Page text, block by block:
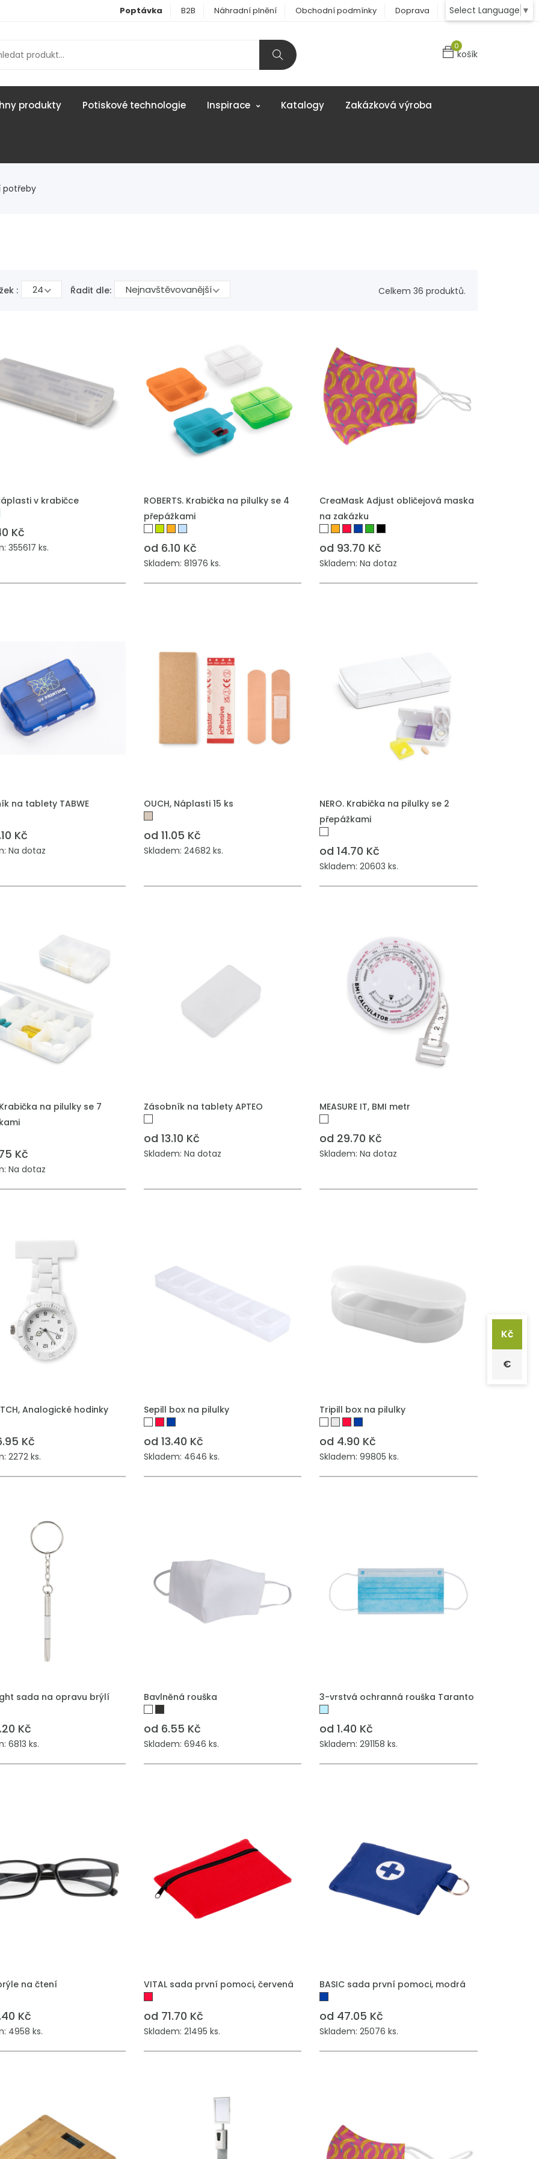
Select Language ▼
Poptávka B2B Náhradní plnění Obchodní podmínky Doprava Kontakt
0
košík
produkty Potiskové technologie Inspirace Katalogy Zakázková výroba
potřeby
: 24 Řadit dle: Nejnavštěvovanější Celkem 36 produktů.
v krabičce
Kč
355617 ks.
ROBERTS. Krabička na pilulky se 4
přepážkami
od 6.10 Kč
Skladem: 81976 ks.
CreaMask Adjust obličejová maska
na zakázku
od 93.70 Kč
Skladem: Na dotaz
na tablety TABWE
Kč
Na dotaz
OUCH, Náplasti 15 ks
od 11.05 Kč
Skladem: 24682 ks.
NERO. Krabička na pilulky se 2
přepážkami
od 14.70 Kč
Skladem: 20603 ks.
Krabička na pilulky se 7
Kč
Na dotaz
Zásobník na tablety APTEO
od 13.10 Kč
Skladem: Na dotaz
MEASURE IT, BMI metr
od 29.70 Kč
Skladem: Na dotaz
Analogické hodinky
Kč
2272 ks.
Sepill box na pilulky
od 13.40 Kč
Skladem: 4646 ks.
Tripill box na pilulky
od 4.90 Kč
Skladem: 99805 ks.
sada na opravu brýlí
Kč
6813 ks.
Bavlněná rouška
od 6.55 Kč
Skladem: 6946 ks.
3-vrstvá ochranná rouška Taranto
od 1.40 Kč
Skladem: 291158 ks.
na čtení
Kč
4958 ks.
VITAL sada první pomoci, červená
od 71.70 Kč
Skladem: 21495 ks.
BASIC sada první pomoci, modrá
od 47.05 Kč
Skladem: 25076 ks.
Kč
€